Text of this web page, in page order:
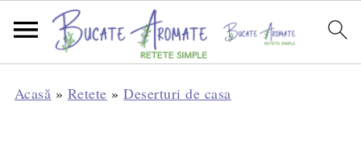
Acasă » Retete »Deserturi de casa